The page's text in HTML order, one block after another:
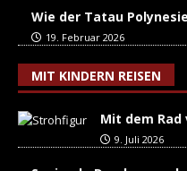
Wie der Tatau
19. Februar 2026
MIT KINDERN REISEN
Mit dem
9. Juli 2026